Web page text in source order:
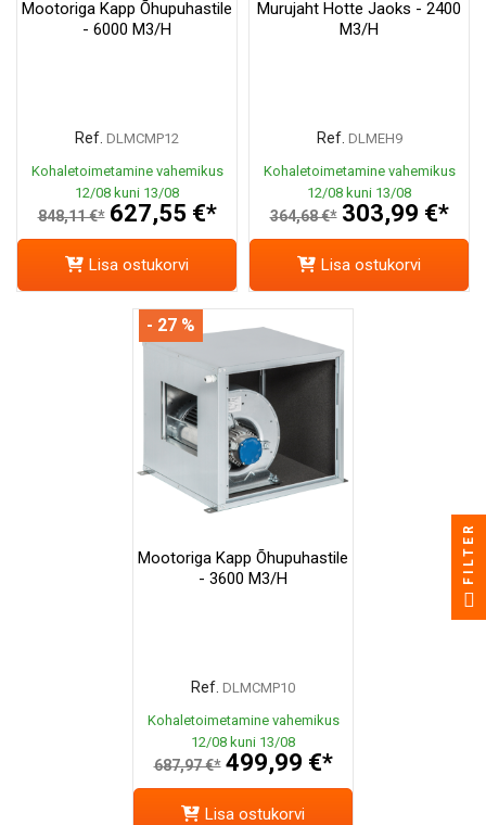
Mootoriga Kapp Õhupuhastile
- 6000 M3/h
Ref. DLMCMP12
Kohaletoimetamine vahemikus
12/08 kuni 13/08
848,11 €* 627,55 €*
Lisa ostukorvi
Murujaht Hotte Jaoks - 2400
M3/h
Ref. DLMEH9
Kohaletoimetamine vahemikus
12/08 kuni 13/08
364,68 €* 303,99 €*
Lisa ostukorvi
Mootoriga Kapp Õhupuhastile
- 3600 M3/h
Ref. DLMCMP10
Kohaletoimetamine vahemikus
12/08 kuni 13/08
687,97 €* 499,99 €*
- 27 %
Lisa ostukorvi
FILTER